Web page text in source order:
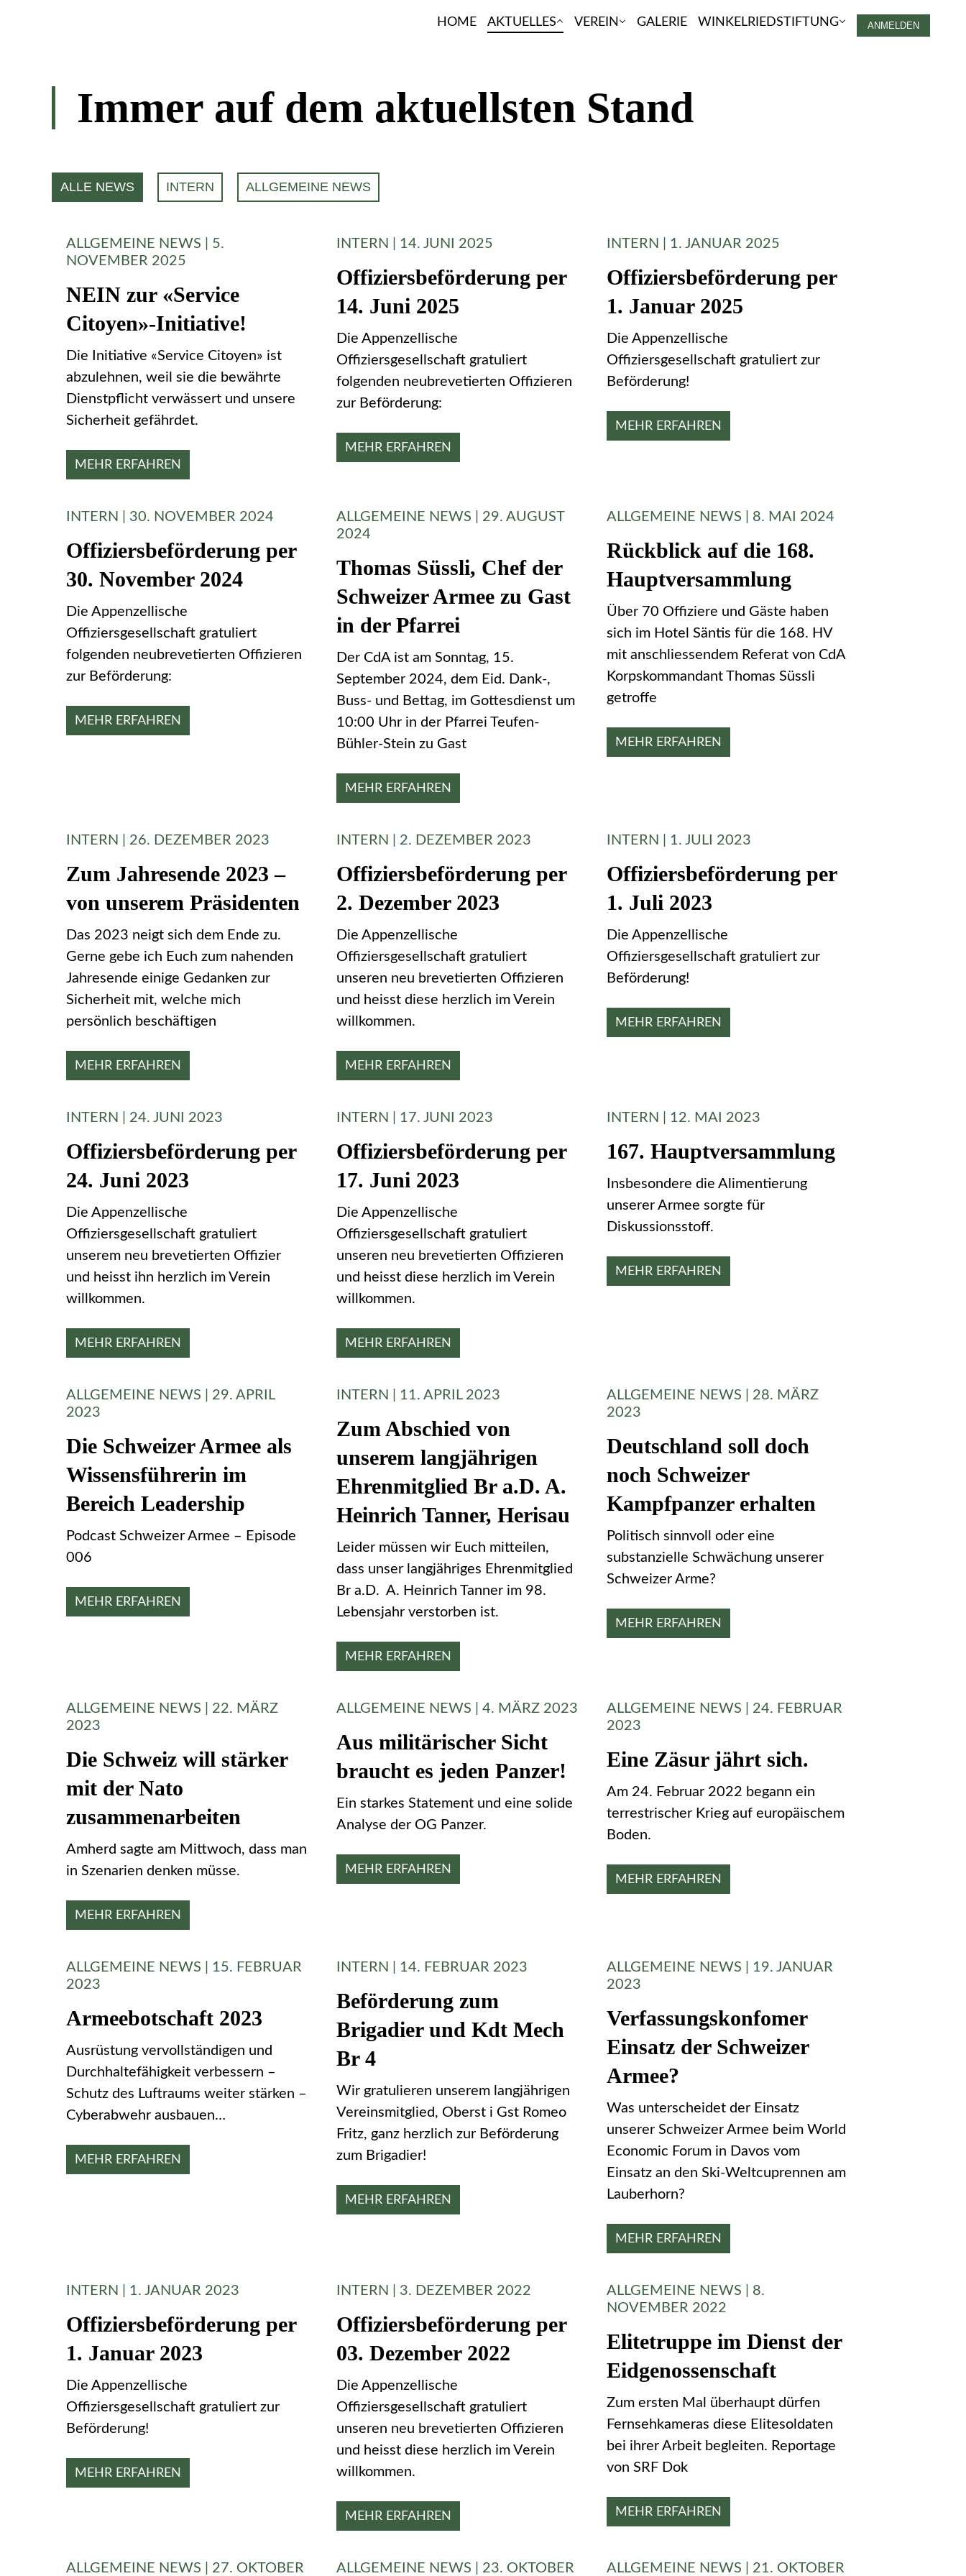
ANMELDEN
HOME AKTUELLES VEREIN GALERIE WINKELRIEDSTIFTUNG
Immer auf dem aktuellsten Stand
ALLE NEWS INTERN ALLGEMEINE NEWS
ALLGEMEINE NEWS | 5.
NOVEMBER 2025
NEIN zur «Service
Citoyen»-Initiative!
Die Initiative «Service Citoyen» ist
abzulehnen, weil sie die bewährte
Dienstpflicht verwässert und unsere
Sicherheit gefährdet.
MEHR ERFAHREN
INTERN | 14. JUNI 2025
Offiziersbeförderung per
14. Juni 2025
Die Appenzellische
Offiziersgesellschaft gratuliert
folgenden neubrevetierten Offizieren
zur Beförderung:
MEHR ERFAHREN
INTERN | 1. JANUAR 2025
Offiziersbeförderung per
1. Januar 2025
Die Appenzellische
Offiziersgesellschaft gratuliert zur
Beförderung!
MEHR ERFAHREN
INTERN | 30. NOVEMBER 2024
Offiziersbeförderung per
30. November 2024
Die Appenzellische
Offiziersgesellschaft gratuliert
folgenden neubrevetierten Offizieren
zur Beförderung:
MEHR ERFAHREN
ALLGEMEINE NEWS | 29. AUGUST
2024
Thomas Süssli, Chef der
Schweizer Armee zu Gast
in der Pfarrei
Der CdA ist am Sonntag, 15.
September 2024, dem Eid. Dank-,
Buss- und Bettag, im Gottesdienst um
10:00 Uhr in der Pfarrei Teufen-
Bühler-Stein zu Gast
MEHR ERFAHREN
ALLGEMEINE NEWS | 8. MAI 2024
Rückblick auf die 168.
Hauptversammlung
Über 70 Offiziere und Gäste haben
sich im Hotel Säntis für die 168. HV
mit anschliessendem Referat von CdA
Korpskommandant Thomas Süssli
getroffe
MEHR ERFAHREN
INTERN | 26. DEZEMBER 2023
Zum Jahresende 2023 –
von unserem Präsidenten
Das 2023 neigt sich dem Ende zu.
Gerne gebe ich Euch zum nahenden
Jahresende einige Gedanken zur
Sicherheit mit, welche mich
persönlich beschäftigen
MEHR ERFAHREN
INTERN | 2. DEZEMBER 2023
Offiziersbeförderung per
2. Dezember 2023
Die Appenzellische
Offiziersgesellschaft gratuliert
unseren neu brevetierten Offizieren
und heisst diese herzlich im Verein
willkommen.
MEHR ERFAHREN
INTERN | 1. JULI 2023
Offiziersbeförderung per
1. Juli 2023
Die Appenzellische
Offiziersgesellschaft gratuliert zur
Beförderung!
MEHR ERFAHREN
INTERN | 24. JUNI 2023
Offiziersbeförderung per
24. Juni 2023
Die Appenzellische
Offiziersgesellschaft gratuliert
unserem neu brevetierten Offizier
und heisst ihn herzlich im Verein
willkommen.
MEHR ERFAHREN
INTERN | 17. JUNI 2023
Offiziersbeförderung per
17. Juni 2023
Die Appenzellische
Offiziersgesellschaft gratuliert
unseren neu brevetierten Offizieren
und heisst diese herzlich im Verein
willkommen.
MEHR ERFAHREN
INTERN | 12. MAI 2023
167. Hauptversammlung
Insbesondere die Alimentierung
unserer Armee sorgte für
Diskussionsstoff.
MEHR ERFAHREN
ALLGEMEINE NEWS | 29. APRIL
2023
Die Schweizer Armee als
Wissensführerin im
Bereich Leadership
Podcast Schweizer Armee – Episode
006
MEHR ERFAHREN
INTERN | 11. APRIL 2023
Zum Abschied von
unserem langjährigen
Ehrenmitglied Br a.D. A.
Heinrich Tanner, Herisau
Leider müssen wir Euch mitteilen,
dass unser langjähriges Ehrenmitglied
Br a.D. A. Heinrich Tanner im 98.
Lebensjahr verstorben ist.
MEHR ERFAHREN
ALLGEMEINE NEWS | 28. MÄRZ
2023
Deutschland soll doch
noch Schweizer
Kampfpanzer erhalten
Politisch sinnvoll oder eine
substanzielle Schwächung unserer
Schweizer Arme?
MEHR ERFAHREN
ALLGEMEINE NEWS | 22. MÄRZ
2023
Die Schweiz will stärker
mit der Nato
zusammenarbeiten
Amherd sagte am Mittwoch, dass man
in Szenarien denken müsse.
MEHR ERFAHREN
ALLGEMEINE NEWS | 4. MÄRZ 2023
Aus militärischer Sicht
braucht es jeden Panzer!
Ein starkes Statement und eine solide
Analyse der OG Panzer.
MEHR ERFAHREN
ALLGEMEINE NEWS | 24. FEBRUAR
2023
Eine Zäsur jährt sich.
Am 24. Februar 2022 begann ein
terrestrischer Krieg auf europäischem
Boden.
MEHR ERFAHREN
ALLGEMEINE NEWS | 15. FEBRUAR
2023
Armeebotschaft 2023
Ausrüstung vervollständigen und
Durchhaltefähigkeit verbessern –
Schutz des Luftraums weiter stärken –
Cyberabwehr ausbauen…
MEHR ERFAHREN
INTERN | 14. FEBRUAR 2023
Beförderung zum
Brigadier und Kdt Mech
Br 4
Wir gratulieren unserem langjährigen
Vereinsmitglied, Oberst i Gst Romeo
Fritz, ganz herzlich zur Beförderung
zum Brigadier!
MEHR ERFAHREN
ALLGEMEINE NEWS | 19. JANUAR
2023
Verfassungskonfomer
Einsatz der Schweizer
Armee?
Was unterscheidet der Einsatz
unserer Schweizer Armee beim World
Economic Forum in Davos vom
Einsatz an den Ski-Weltcuprennen am
Lauberhorn?
MEHR ERFAHREN
INTERN | 1. JANUAR 2023
Offiziersbeförderung per
1. Januar 2023
Die Appenzellische
Offiziersgesellschaft gratuliert zur
Beförderung!
MEHR ERFAHREN
INTERN | 3. DEZEMBER 2022
Offiziersbeförderung per
03. Dezember 2022
Die Appenzellische
Offiziersgesellschaft gratuliert
unseren neu brevetierten Offizieren
und heisst diese herzlich im Verein
willkommen.
MEHR ERFAHREN
ALLGEMEINE NEWS | 8.
NOVEMBER 2022
Elitetruppe im Dienst der
Eidgenossenschaft
Zum ersten Mal überhaupt dürfen
Fernsehkameras diese Elitesoldaten
bei ihrer Arbeit begleiten. Reportage
von SRF Dok
MEHR ERFAHREN
ALLGEMEINE NEWS | 27. OKTOBER ALLGEMEINE NEWS | 23. OKTOBER ALLGEMEINE NEWS | 21. OKTOBER